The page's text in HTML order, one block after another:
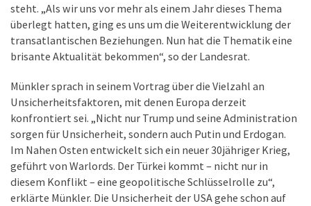
steht. „Als wir uns vor mehr als einem Jahr dieses Thema
überlegt hatten, ging es uns um die Weiterentwicklung der
transatlantischen Beziehungen. Nun hat die Thematik eine
brisante Aktualität bekommen“, so der Landesrat.
Münkler sprach in seinem Vortrag über die Vielzahl an
Unsicherheitsfaktoren, mit denen Europa derzeit
konfrontiert sei. „Nicht nur Trump und seine Administration
sorgen für Unsicherheit, sondern auch Putin und Erdogan.
Im Nahen Osten entwickelt sich ein neuer 30jähriger Krieg,
geführt von Warlords. Der Türkei kommt – nicht nur in
diesem Konflikt – eine geopolitische Schlüsselrolle zu“,
erklärte Münkler. Die Unsicherheit der USA gehe schon auf